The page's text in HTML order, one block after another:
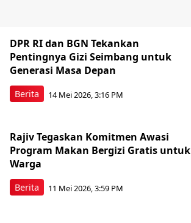
Berita
DPR RI dan BGN Tekankan
Pentingnya Gizi Seimbang untuk
Generasi Masa Depan
14 Mei 2026, 3:16 PM
Berita
Rajiv Tegaskan Komitmen Awasi
Program Makan Bergizi Gratis untuk
Warga
11 Mei 2026, 3:59 PM